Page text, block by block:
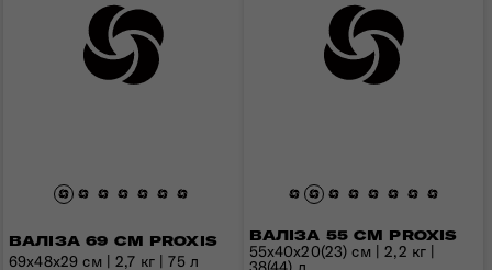
ВАЛІЗА 69 СМ PROXIS
69x48x29 см | 2,7 кг | 75 л
ВАЛІЗА 55 СМ PROXIS
55x40x20(23) см | 2,2 кг |